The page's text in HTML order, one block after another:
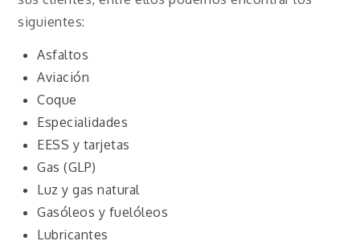
siguientes:
Asfaltos
Aviación
Coque
Especialidades
EESS y tarjetas
Gas (GLP)
Luz y gas natural
Gasóleos y fuelóleos
Lubricantes